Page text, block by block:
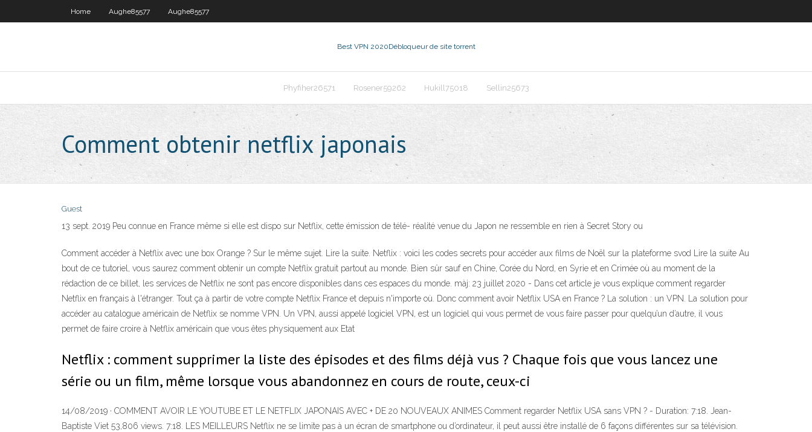
Home Aughe85577 Aughe85577
Best VPN 2020Débloqueur de site torrent
Phyfiher26571 Rosener59262 Hukill75018 Sellin25673
Comment obtenir netflix japonais
Guest
13 sept. 2019 Peu connue en France même si elle est dispo sur Netflix, cette émission de télé- réalité venue du Japon ne ressemble en rien à Secret Story ou
Comment accéder à Netflix avec une box Orange ? Sur le même sujet. Lire la suite. Netflix : voici les codes secrets pour accéder aux films de Noël sur la plateforme svod Lire la suite Au
bout de ce tutoriel, vous saurez comment obtenir un compte Netflix gratuit partout au monde. Bien sûr sauf en Chine, Corée du Nord, en Syrie et en Crimée où au moment de la
rédaction de ce billet, les services de Netflix ne sont pas encore disponibles dans ces espaces du monde. màj: 23 juillet 2020 - Dans cet article je vous explique comment regarder
Netflix en français à l'étranger. Tout ça à partir de votre compte Netflix France et depuis n'importe où. Donc comment avoir Netflix USA en France ? La solution : un VPN. La solution pour
accéder au catalogue américain de Netflix se nomme VPN. Un VPN, aussi appelé logiciel VPN, est un logiciel qui vous permet de vous faire passer pour quelqu’un d’autre, il vous
permet de faire croire à Netflix américain que vous êtes physiquement aux Etat
Netflix : comment supprimer la liste des épisodes et des films déjà vus ? Chaque fois que vous lancez une
série ou un film, même lorsque vous abandonnez en cours de route, ceux-ci
14/08/2019 · COMMENT AVOIR LE YOUTUBE ET LE NETFLIX JAPONAIS AVEC + DE 20 NOUVEAUX ANIMES Comment regarder Netflix USA sans VPN ? - Duration: 7:18. Jean-
Baptiste Viet 53,806 views. 7:18. LES MEILLEURS Netflix ne se limite pas à un écran de smartphone ou d’ordinateur, il peut aussi être installé de 6 façons différentes sur sa télévision.